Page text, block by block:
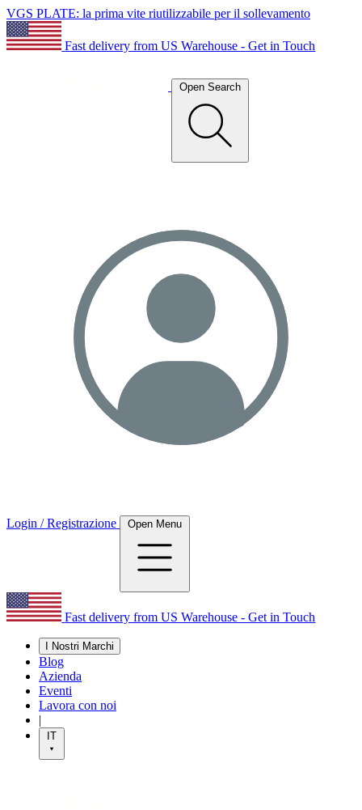
VGS PLATE: la prima vite riutilizzabile per il sollevamento
Fast delivery from US Warehouse - Get in Touch
Open Search
Login / Registrazione Open Menu
Fast delivery from US Warehouse - Get in Touch
I Nostri Marchi
Blog
Azienda
Eventi
Lavora con noi
|
IT